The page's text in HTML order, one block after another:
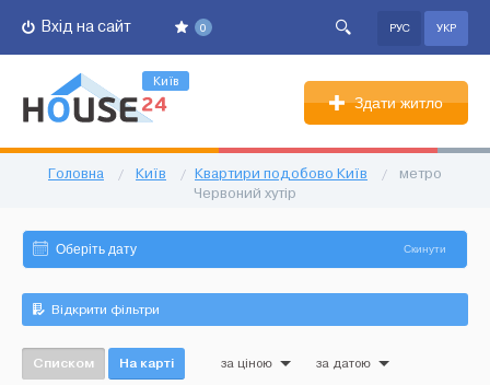
0
Вхід на сайт РУС УКР
Київ
Здати житло
Головна / Київ / Квартири подобово Київ /
метро
Червоний хутір
Скинути
Відкрити фільтри
Списком На карті за ціною за датою